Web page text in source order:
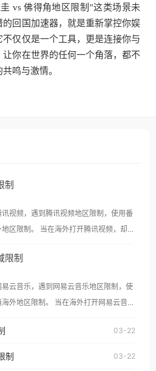
vs 佛得角地区限制”这类场景未
的回国加速器，就是重新掌控你娱
仅仅是一个工具，更是连接你与
你在世界的任何一个角落，都不
鸣与激情。
制
视频，遇到腾讯视频地区限制，使用番
海外打开腾讯视频，却突
平台一样，出现地区及版权限制问题，且
。 遇到这个问题的朋友们，
加速器，即可解决「海外用户收听腾讯
加拿大、澳大利亚、欧洲等国家和地区
限制
云音乐，遇到网易云音乐地区限制，使
制。 当在海外打开网易云音
门、台湾、美
、澳大利亚、欧洲等国家和地区时，网易
03-22
制 03-22